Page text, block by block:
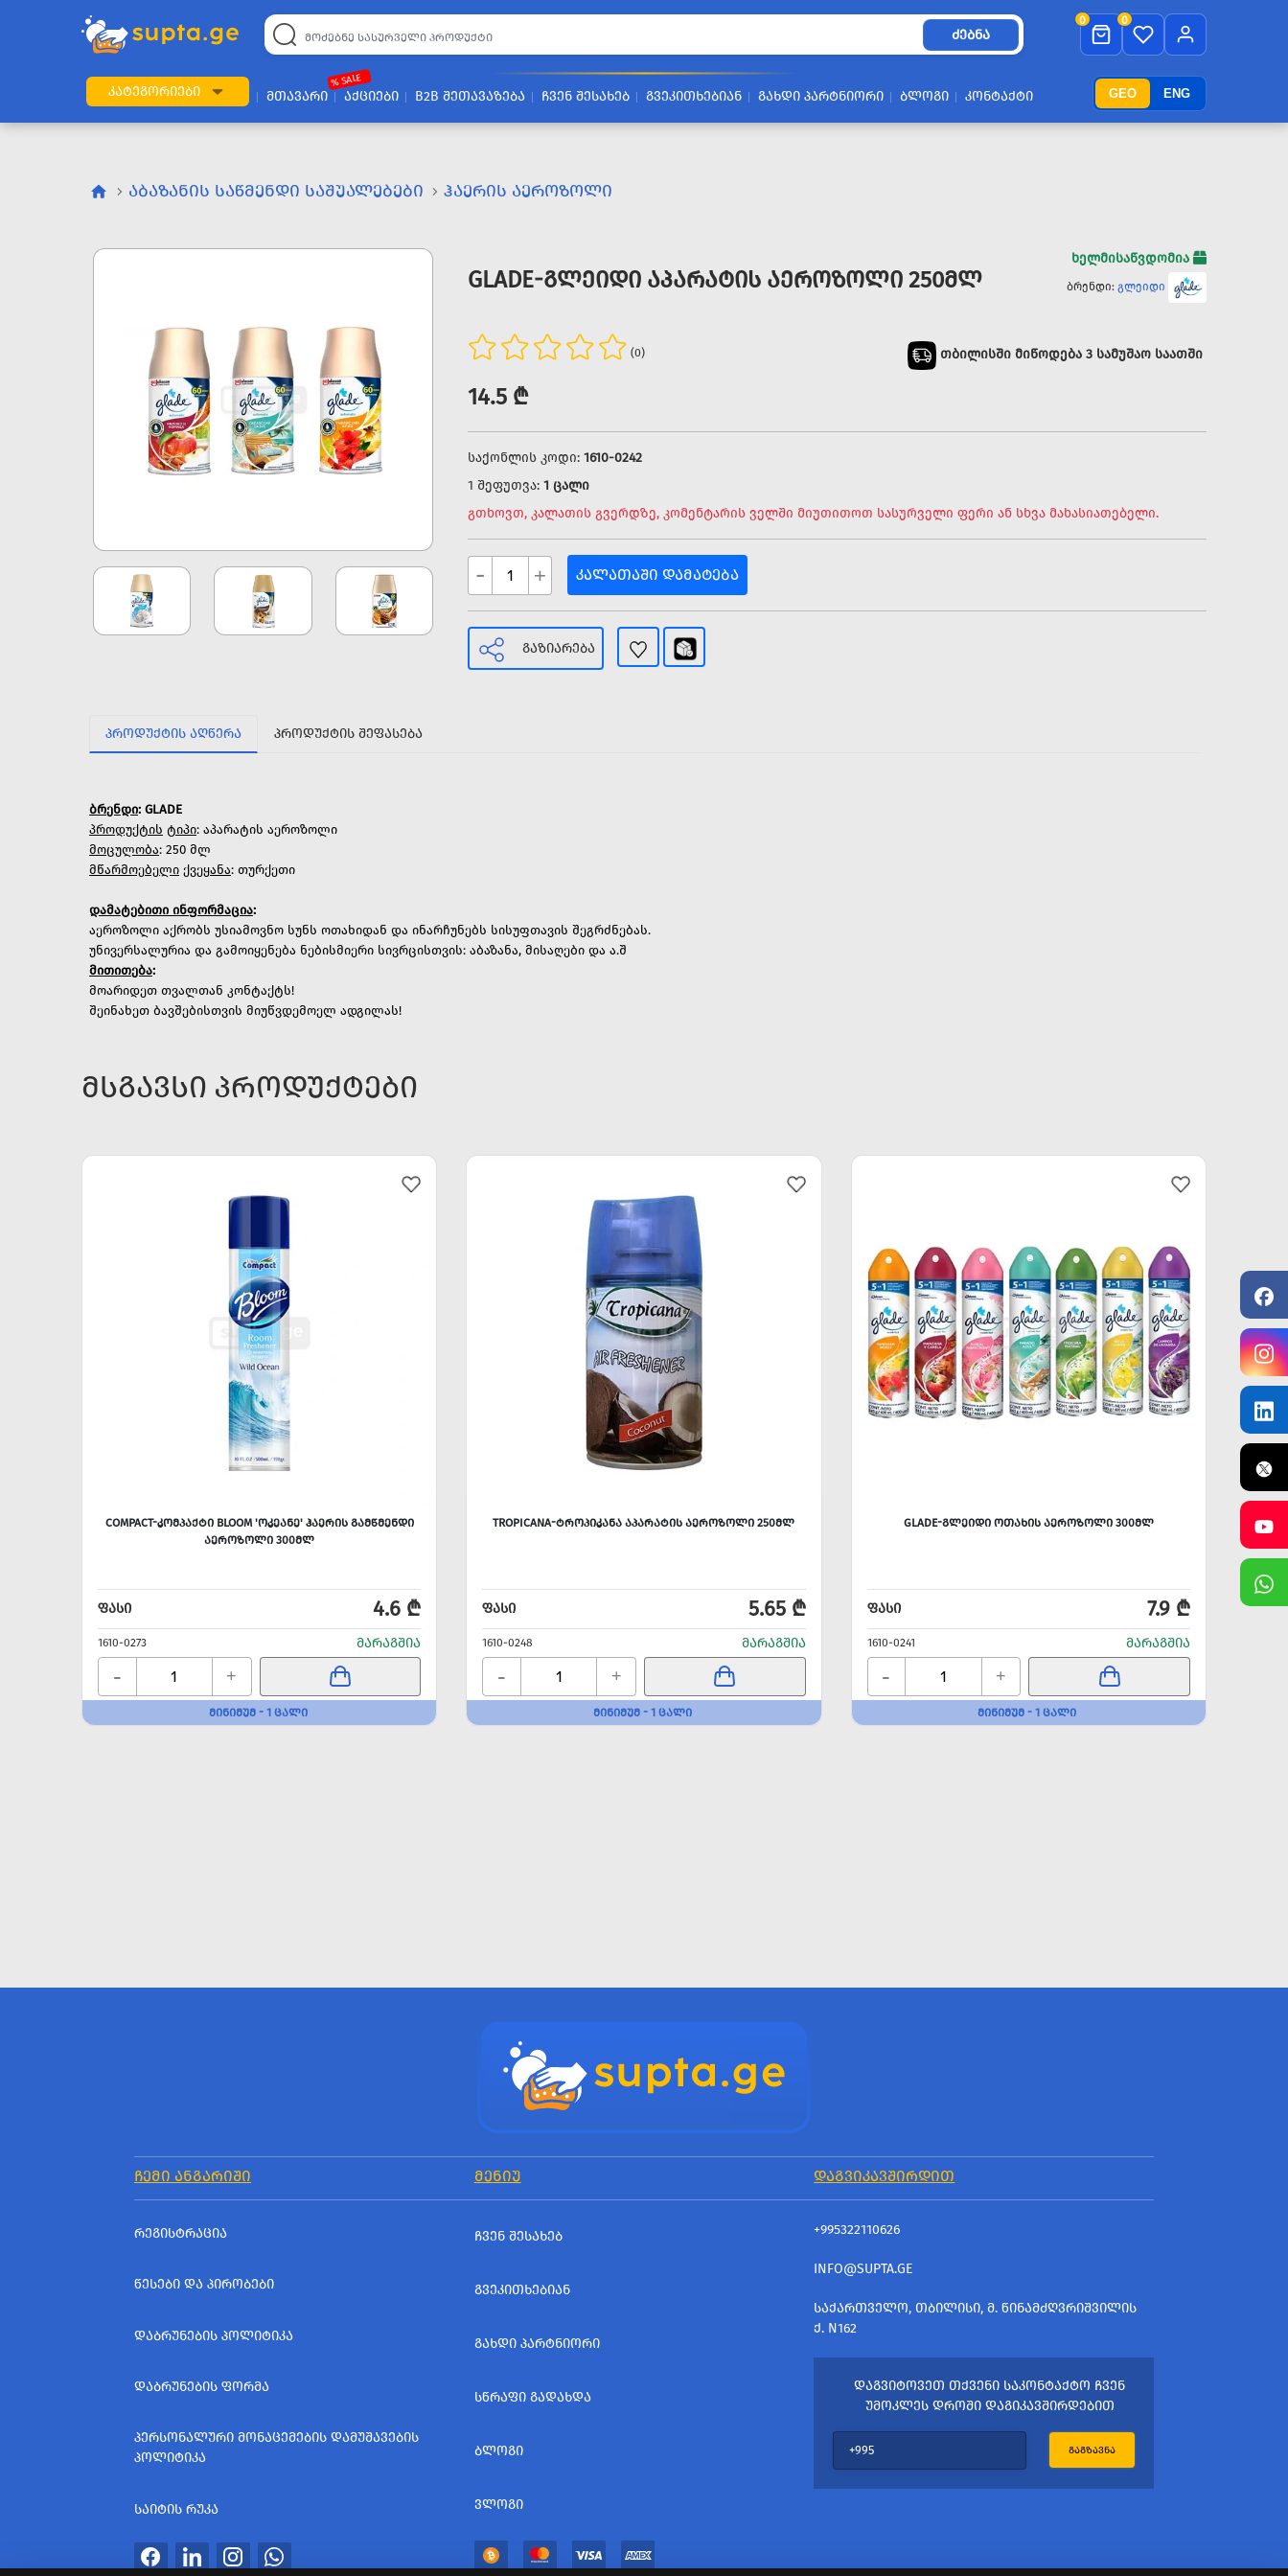
GEO ENG
ᲫᲔᲑᲜᲐ
0 0
ᲙᲐᲢᲔᲒᲝᲠᲘᲔᲑᲘ ᲛᲗᲐᲕᲐᲠᲘ ᲐᲥᲪᲘᲔᲑᲘ
% SALE
B2B ᲨᲔᲗᲐᲕᲐᲖᲔᲑᲐ ᲩᲕᲔᲜ ᲨᲔᲡᲐᲮᲔᲑ ᲒᲕᲔᲙᲘᲗᲮᲔᲑᲘᲐᲜ ᲒᲐᲮᲓᲘ ᲞᲐᲠᲢᲜᲘᲝᲠᲘ ᲑᲚᲝᲒᲘ ᲙᲝᲜᲢᲐᲥᲢᲘ
ᲐᲑᲐᲖᲐᲜᲘᲡ ᲡᲐᲬᲛᲔᲜᲓᲘ ᲡᲐᲨᲣᲐᲚᲔᲑᲔᲑᲘ ᲰᲐᲔᲠᲘᲡ ᲐᲔᲠᲝᲖᲝᲚᲘ
GLADE-ᲒᲚᲔᲘᲓᲘ ᲐᲞᲐᲠᲐᲢᲘᲡ ᲐᲔᲠᲝᲖᲝᲚᲘ 250ᲛᲚ
ხელმისაწვდომია
ბრენდი: გლეიდი
(0)
14.5 ₾
თბილისში მიწოდება 3 სამუშაო საათში
საქონლის კოდი:1610-0242
1 შეფუთვა:1 ცალი
გთხოვთ, კალათის გვერდზე, კომენტარის ველში მიუთითოთ სასურველი ფერი ან სხვა მახასიათებელი.
- + ᲙᲐᲚᲐᲗᲐᲨᲘ ᲓᲐᲛᲐᲢᲔᲑᲐ
ᲒᲐᲖᲘᲐᲠᲔᲑᲐ
ᲞᲠᲝᲓᲣᲥᲢᲘᲡ ᲐᲦᲬᲔᲠᲐ ᲞᲠᲝᲓᲣᲥᲢᲘᲡ ᲨᲔᲤᲐᲡᲔᲑᲐ
ბრენდი: GLADE
პროდუქტის ტიპი: აპარატის აეროზოლი
მოცულობა: 250 მლ
მწარმოებელი ქვეყანა: თურქეთი
დამატებითი ინფორმაცია:
აეროზოლი აქრობს უსიამოვნო სუნს ოთახიდან და ინარჩუნებს სისუფთავის შეგრძნებას.
უნივერსალურია და გამოიყენება ნებისმიერი სივრცისთვის: აბაზანა, მისაღები და ა.შ
მითითება:
მოარიდეთ თვალთან კონტაქტს!
შეინახეთ ბავშებისთვის მიუწვდემოელ ადგილას!
ᲛᲡᲒᲐᲕᲡᲘ ᲞᲠᲝᲓᲣᲥᲢᲔᲑᲘ
COMPACT-ᲙᲝᲛᲞᲐᲥᲢᲘ BLOOM 'ᲝᲙᲔᲐᲜᲔ' ᲰᲐᲔᲠᲘᲡ ᲒᲐᲛᲬᲛᲔᲜᲓᲘ
ᲐᲔᲠᲝᲖᲝᲚᲘ 300ᲛᲚ
ᲤᲐᲡᲘ 4.6 ₾
1610-0273 ᲛᲐᲠᲐᲒᲨᲘᲐ
- +
ᲛᲘᲜᲘᲛᲣᲛ - 1 ᲪᲐᲚᲘ
TROPICANA-ᲢᲠᲝᲞᲘᲙᲐᲜᲐ ᲐᲞᲐᲠᲐᲢᲘᲡ ᲐᲔᲠᲝᲖᲝᲚᲘ 250ᲛᲚ
ᲤᲐᲡᲘ 5.65 ₾
1610-0248 ᲛᲐᲠᲐᲒᲨᲘᲐ
- +
ᲛᲘᲜᲘᲛᲣᲛ - 1 ᲪᲐᲚᲘ
GLADE-ᲒᲚᲔᲘᲓᲘ ᲝᲗᲐᲮᲘᲡ ᲐᲔᲠᲝᲖᲝᲚᲘ 300ᲛᲚ
ᲤᲐᲡᲘ 7.9 ₾
1610-0241 ᲛᲐᲠᲐᲒᲨᲘᲐ
- +
ᲛᲘᲜᲘᲛᲣᲛ - 1 ᲪᲐᲚᲘ
ᲤᲐᲡᲘ
ᲩᲔᲛᲘ ᲐᲜᲒᲐᲠᲘᲨᲘ ᲛᲔᲜᲘᲣ ᲓᲐᲒᲕᲘᲙᲐᲕᲨᲘᲠᲓᲘᲗ
ᲠᲔᲒᲘᲡᲢᲠᲐᲪᲘᲐ
ᲬᲔᲡᲔᲑᲘ ᲓᲐ ᲞᲘᲠᲝᲑᲔᲑᲘ
ᲓᲐᲑᲠᲣᲜᲔᲑᲘᲡ ᲞᲝᲚᲘᲢᲘᲙᲐ
ᲓᲐᲑᲠᲣᲜᲔᲑᲘᲡ ᲤᲝᲠᲛᲐ
ᲞᲔᲠᲡᲝᲜᲐᲚᲣᲠᲘ ᲛᲝᲜᲐᲪᲔᲛᲔᲑᲘᲡ ᲓᲐᲛᲣᲨᲐᲕᲔᲑᲘᲡ
ᲞᲝᲚᲘᲢᲘᲙᲐ
ᲡᲐᲘᲢᲘᲡ ᲠᲣᲙᲐ
ᲩᲕᲔᲜ ᲨᲔᲡᲐᲮᲔᲑ
ᲒᲕᲔᲙᲘᲗᲮᲔᲑᲘᲐᲜ
ᲒᲐᲮᲓᲘ ᲞᲐᲠᲢᲜᲘᲝᲠᲘ
ᲡᲬᲠᲐᲤᲘ ᲒᲐᲓᲐᲮᲓᲐ
ᲑᲚᲝᲒᲘ
ᲕᲚᲝᲒᲘ
+995322110626
INFO@SUPTA.GE
ᲡᲐᲥᲐᲠᲗᲕᲔᲚᲝ, ᲗᲑᲘᲚᲘᲡᲘ, Მ. ᲬᲘᲜᲐᲛᲫᲦᲕᲠᲘᲨᲕᲘᲚᲘᲡ
Ქ. N162
ᲓᲐᲒᲕᲘᲢᲝᲕᲔᲗ ᲗᲥᲕᲔᲜᲘ ᲡᲐᲙᲝᲜᲢᲐᲥᲢᲝ ᲩᲕᲔᲜ
ᲣᲛᲝᲙᲚᲔᲡ ᲓᲠᲝᲨᲘ ᲓᲐᲒᲘᲙᲐᲕᲨᲘᲠᲓᲔᲑᲘᲗ
ᲒᲐᲒᲖᲐᲕᲜᲐ